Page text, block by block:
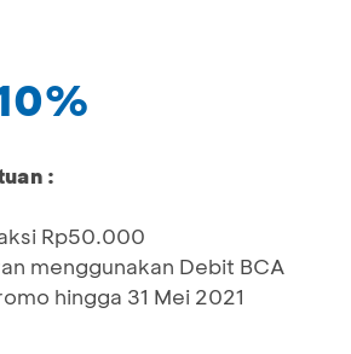
:
Rp50.000
menggunakan Debit BCA
hingga 31 Mei 2021